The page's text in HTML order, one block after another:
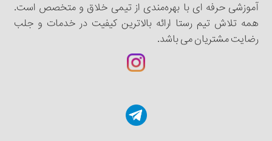
آموزشی حرفه ای با بهره‌مندی از تیمی خلاق و متخصص است.
همه تلاش تیم رستا ارائه بالاترین کیفیت در خدمات و جلب
رضایت مشتریان می باشد.